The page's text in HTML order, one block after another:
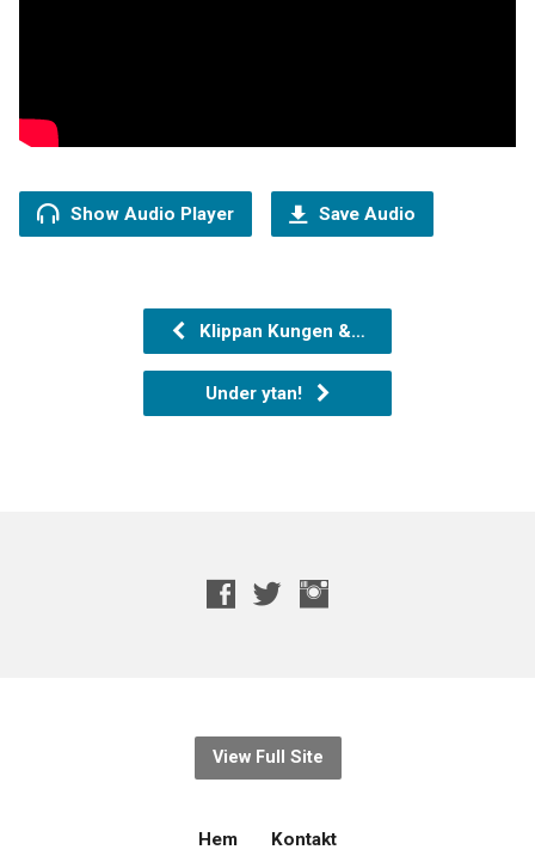
Show Audio Player Save Audio
Klippan Kungen &…
Under ytan!
View Full Site
Hem Kontakt